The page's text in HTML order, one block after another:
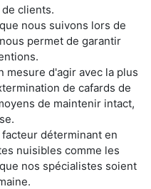
clients.
nous suivons lors de
permet de garantir
mesure d'agir avec la plus
de cafards de
de maintenir intact,
déterminant en
nuisibles comme les
nos spécialistes soient